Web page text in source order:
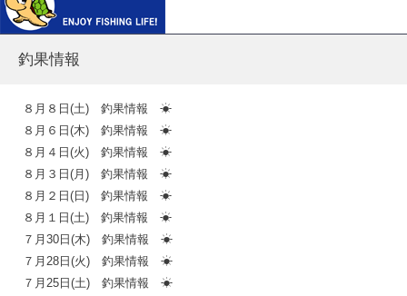
釣果情報
８月８日(土) 釣果情報 ☀
８月６日(木) 釣果情報 ☀
８月４日(火) 釣果情報 ☀
８月３日(月) 釣果情報 ☀
８月２日(日) 釣果情報 ☀
８月１日(土) 釣果情報 ☀
７月30日(木) 釣果情報 ☀
７月28日(火) 釣果情報 ☀
７月25日(土) 釣果情報 ☀